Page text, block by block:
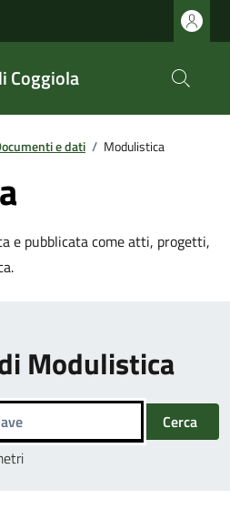
Coggiola
e dati / Modulistica
e pubblicata come atti, progetti,
Modulistica
Cerca